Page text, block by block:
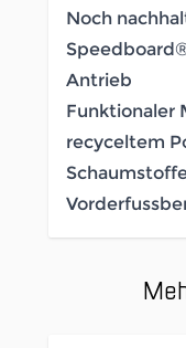
Noch
Antrieb
Funktionaler
recyceltem